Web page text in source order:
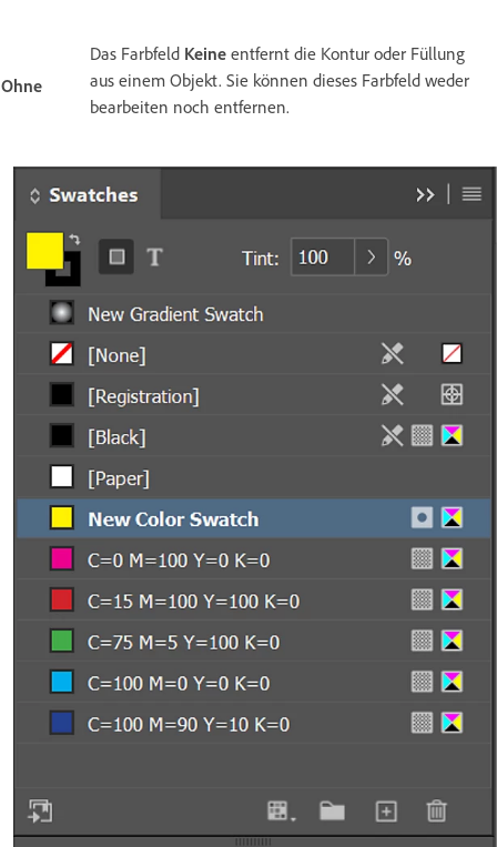
Ohne
Das Farbfeld Keine entfernt die Kontur oder Füllung
aus einem Objekt. Sie können dieses Farbfeld weder
bearbeiten noch entfernen.